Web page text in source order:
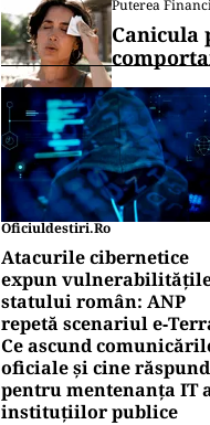
Puterea
Canicula
Oficiuldestiri.ro
Atacurile cibernetice
expun
statului român: ANP
repetă scenariul
Ce ascund
oficiale și cine
pentru mentenanța IT
instituțiilor publice